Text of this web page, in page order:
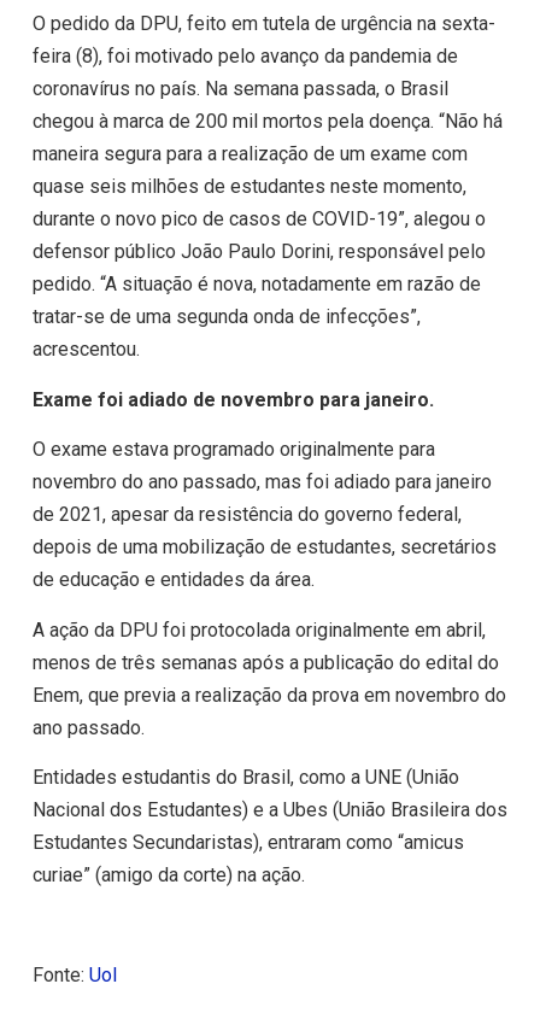
O pedido da DPU, feito em tutela de urgência na sexta-
feira (8), foi motivado pelo avanço da pandemia de
coronavírus no país. Na semana passada, o Brasil
chegou à marca de 200 mil mortos pela doença. “Não há
maneira segura para a realização de um exame com
quase seis milhões de estudantes neste momento,
durante o novo pico de casos de COVID-19”, alegou o
defensor público João Paulo Dorini, responsável pelo
pedido. “A situação é nova, notadamente em razão de
tratar-se de uma segunda onda de infecções”,
acrescentou.
Exame foi adiado de novembro para janeiro.
O exame estava programado originalmente para
novembro do ano passado, mas foi adiado para janeiro
de 2021, apesar da resistência do governo federal,
depois de uma mobilização de estudantes, secretários
de educação e entidades da área.
A ação da DPU foi protocolada originalmente em abril,
menos de três semanas após a publicação do edital do
Enem, que previa a realização da prova em novembro do
ano passado.
Entidades estudantis do Brasil, como a UNE (União
Nacional dos Estudantes) e a Ubes (União Brasileira dos
Estudantes Secundaristas), entraram como “amicus
curiae” (amigo da corte) na ação.
Fonte: Uol